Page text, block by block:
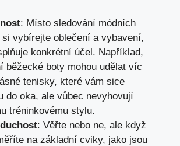
: Místo sledování módních
si vybírejte oblečení a vybavení,
konkrétní účel. Například,
běžecké boty mohou udělat víc
tenisky, které vám sice
do oka, ale vůbec nevyhovují
tréninkovému stylu.
: Věřte nebo ne, ale když
na základní cviky, jako jsou